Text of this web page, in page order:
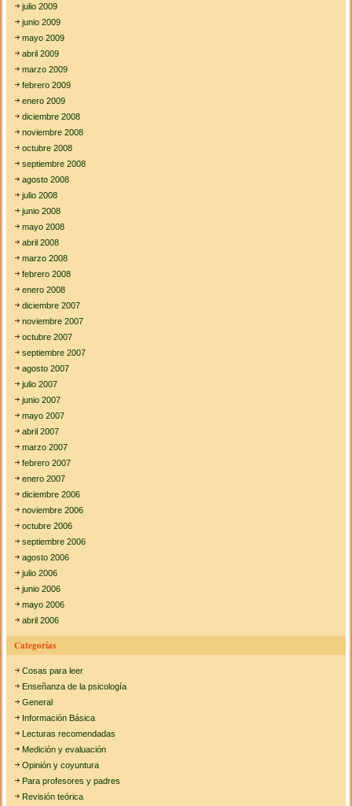
julio 2009
junio 2009
mayo 2009
abril 2009
marzo 2009
febrero 2009
enero 2009
diciembre 2008
noviembre 2008
octubre 2008
septiembre 2008
agosto 2008
julio 2008
junio 2008
mayo 2008
abril 2008
marzo 2008
febrero 2008
enero 2008
diciembre 2007
noviembre 2007
octubre 2007
septiembre 2007
agosto 2007
julio 2007
junio 2007
mayo 2007
abril 2007
marzo 2007
febrero 2007
enero 2007
diciembre 2006
noviembre 2006
octubre 2006
septiembre 2006
agosto 2006
julio 2006
junio 2006
mayo 2006
abril 2006
Categorías
Cosas para leer
Enseñanza de la psicología
General
Información Básica
Lecturas recomendadas
Medición y evaluación
Opinión y coyuntura
Para profesores y padres
Revisión teórica